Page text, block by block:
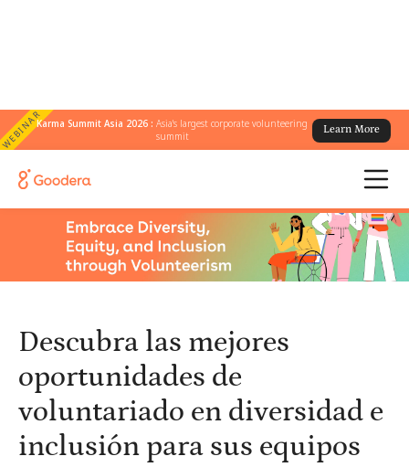
WEBINARKarma Summit Asia 2026 :Asia's largest corporate volunteering
summit
Learn More
← Todos los blogs
diversidad e inclusión para sus equipos
Descubra las mejores
oportunidades de
voluntariado en diversidad e
inclusión para sus equipos